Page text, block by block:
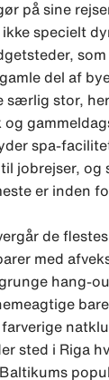
på sine
specielt
del af
særlig stor,
spa-
jobrejser, og
er inden
de
med
hang-
sted i Riga